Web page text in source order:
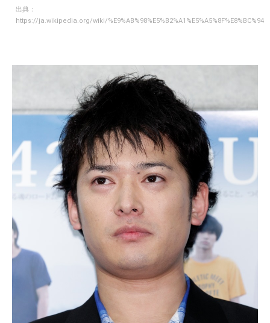
出典：
https://ja.wikipedia.org/wiki/%E9%AB%98%E5%B2%A1%E5%A5%8F%E8%BC%94